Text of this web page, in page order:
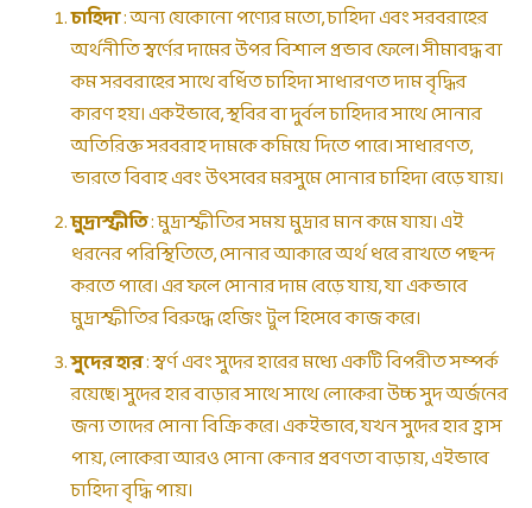
চাহিদা: অন্য যেকোনো পণ্যের মতো, চাহিদা এবং সরবরাহের
অর্থনীতি স্বর্ণের দামের উপর বিশাল প্রভাব ফেলে। সীমাবদ্ধ বা
কম সরবরাহের সাথে বর্ধিত চাহিদা সাধারণত দাম বৃদ্ধির
কারণ হয়। একইভাবে, স্থবির বা দুর্বল চাহিদার সাথে সোনার
অতিরিক্ত সরবরাহ দামকে কমিয়ে দিতে পারে। সাধারণত,
ভারতে বিবাহ এবং উৎসবের মরসুমে সোনার চাহিদা বেড়ে যায়।
মুদ্রাস্ফীতি: মুদ্রাস্ফীতির সময় মুদ্রার মান কমে যায়। এই
ধরনের পরিস্থিতিতে, সোনার আকারে অর্থ ধরে রাখতে পছন্দ
করতে পারে। এর ফলে সোনার দাম বেড়ে যায়, যা একভাবে
মুদ্রাস্ফীতির বিরুদ্ধে হেজিং টুল হিসেবে কাজ করে।
সুদের হার: স্বর্ণ এবং সুদের হারের মধ্যে একটি বিপরীত সম্পর্ক
রয়েছে। সুদের হার বাড়ার সাথে সাথে লোকেরা উচ্চ সুদ অর্জনের
জন্য তাদের সোনা বিক্রি করে। একইভাবে, যখন সুদের হার হ্রাস
পায়, লোকেরা আরও সোনা কেনার প্রবণতা বাড়ায়, এইভাবে
চাহিদা বৃদ্ধি পায়।